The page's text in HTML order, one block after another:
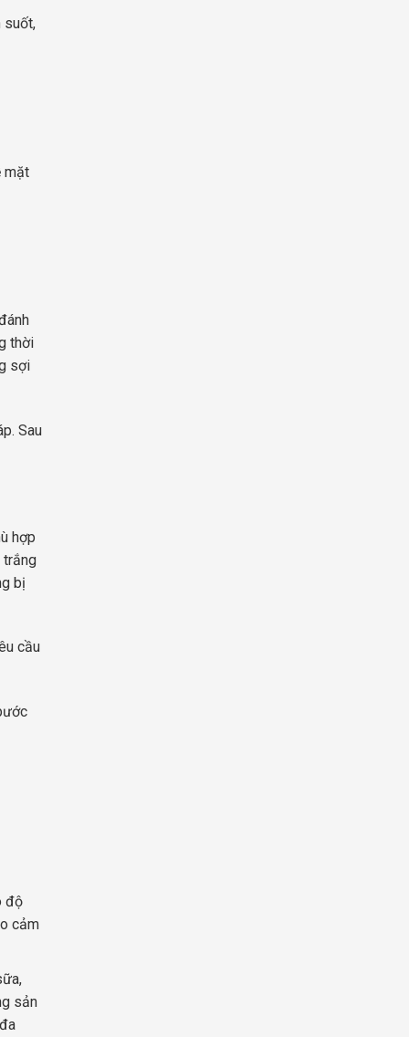
suốt,
mặt
thời
sợi
Sau
hợp
trắng
bị
cầu
độ
cảm
sản